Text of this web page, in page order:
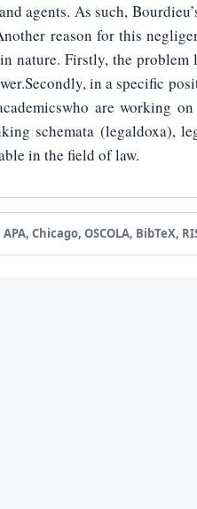
agents. As such,
reason for this
nature. Firstly, the
in a specific
are working
schemata (legaldoxa),
in the field of law.
APA, Chicago, OSCOLA, BibTeX,